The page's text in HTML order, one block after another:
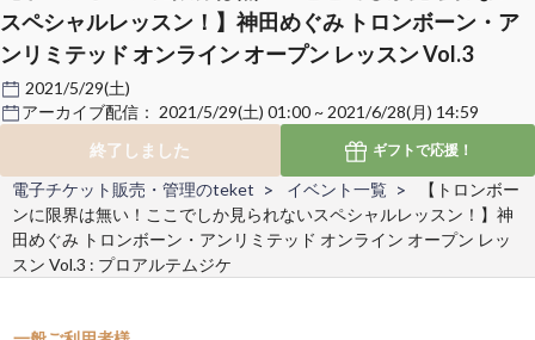
スペシャルレッスン！】神田めぐみ トロンボーン・ア
ンリミテッド オンライン オープン レッスン Vol.3
2021/5/29(土)
アーカイブ配信： 2021/5/29(土) 01:00 ~ 2021/6/28(月) 14:59
終了しました
ギフトで応援！
電子チケット販売・管理のteket イベント一覧
【トロンボー
ンに限界は無い！ここでしか見られないスペシャルレッスン！】神
田めぐみ トロンボーン・アンリミテッド オンライン オープン レッ
スン Vol.3 : プロアルテムジケ